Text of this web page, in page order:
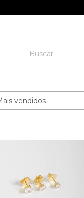
COLEÇÃO AURORA